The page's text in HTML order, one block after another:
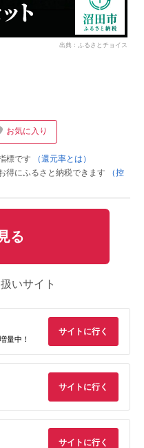
出典：ふるさとチョイス
お気に入り
標です
（還元率とは）
得にふるさと納税できます
（控
る
いサイト
量中！
サイトに行く
サイトに行く
サイトに行く